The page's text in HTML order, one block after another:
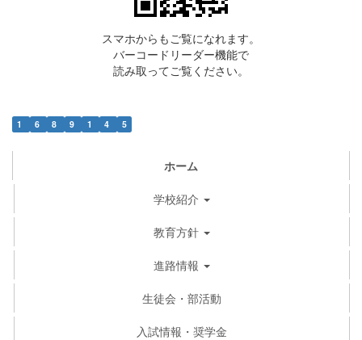
スマホからもご覧になれます。
バーコードリーダー機能で
読み取ってご覧ください。
1 6 8 9 1 4 5
ホーム
学校紹介
教育方針
進路情報
生徒会・部活動
入試情報・奨学金